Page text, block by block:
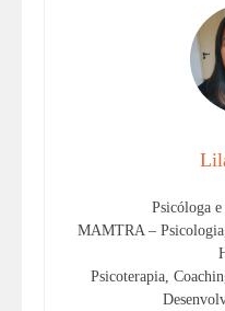
Psicóloga
MAMTRA –
Psicoterapia,